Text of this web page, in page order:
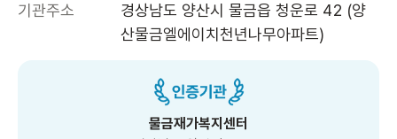
기관주소
경상남도 양산시 물금읍 청운로 42 (양
산물금엘에이치천년나무아파트)
물금재가복지센터